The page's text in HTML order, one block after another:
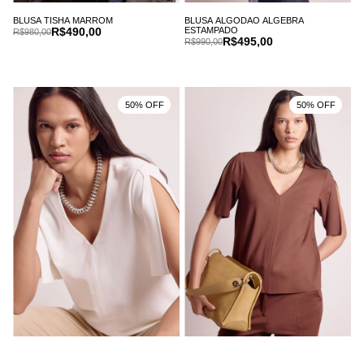
BLUSA TISHA MARROM
R$490,00
R$980,00
BLUSA ALGODAO ALGEBRA
ESTAMPADO
R$495,00
R$990,00
50% OFF 50% OFF